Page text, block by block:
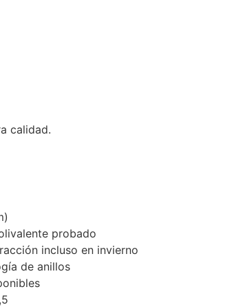
calidad.
probado
incluso en invierno
de anillos